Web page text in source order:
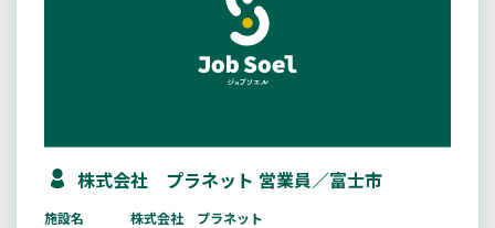
株式会社 プラネット 営業員／富士市
施設名
株式会社 プラネット